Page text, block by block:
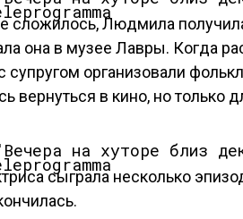
сложилось, Людмила
она в музее Лавры. Когда
организовали
вернуться в кино, но только
сыграла несколько